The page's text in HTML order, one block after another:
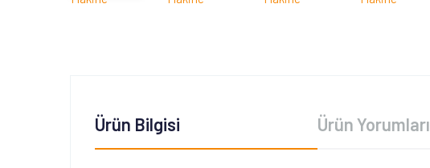
Ürün Bilgisi Ürün Yorumları